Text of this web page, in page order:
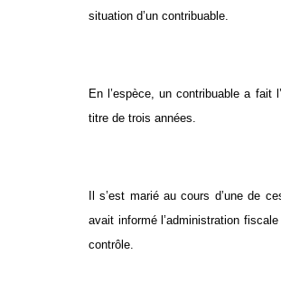
situation d’un contribuable.
En l’espèce, un contribuable a fait
titre de trois années.
Il s’est marié au cours d’une de
avait informé l’administration
contrôle.